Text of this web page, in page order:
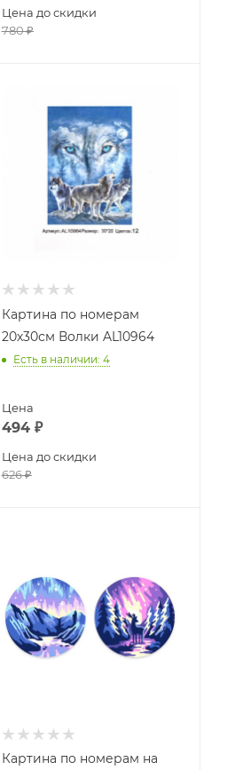
Цена до скидки
780₽
Картина по номерам
20х30см Волки AL10964
Есть в наличии: 4
Цена
494₽
Цена до скидки
626₽
Картина по номерам на